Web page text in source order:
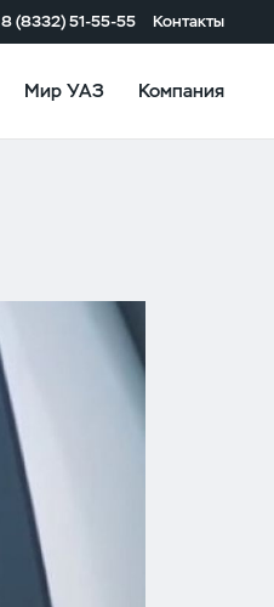
8 (8332) 51-55-55 Контакты
Мир УАЗ Компания